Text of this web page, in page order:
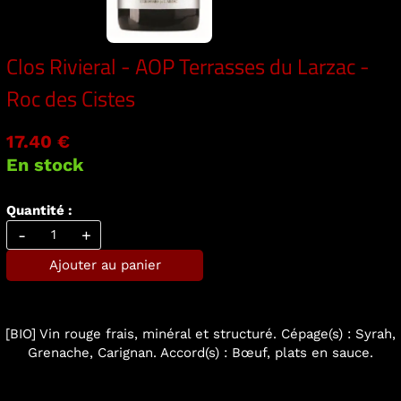
Clos Rivieral - AOP Terrasses du Larzac -
Roc des Cistes
17.40 €
En stock
Quantité :
- +
Ajouter au panier
[BIO] Vin rouge frais, minéral et structuré. Cépage(s) : Syrah,
Grenache, Carignan. Accord(s) : Bœuf, plats en sauce.